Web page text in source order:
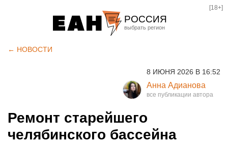
РОССИЯ
Курган
Оренбург
[18+]
← НОВОСТИ
8 ИЮНЯ 2026 В 16:52
Анна Адианова
Ремонт старейшего
челябинского бассейна